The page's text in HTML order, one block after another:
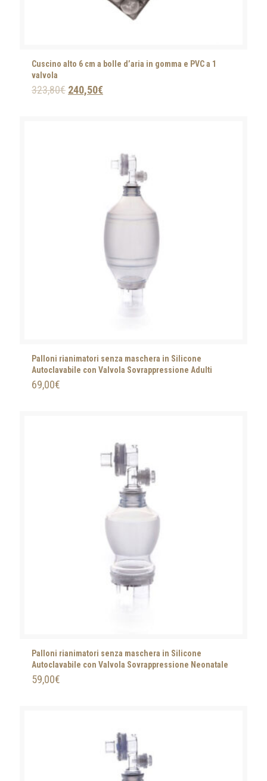
Cuscino alto 6 cm a bolle d’aria in gomma e PVC a 1
valvola
323,80€ 240,50€
Palloni rianimatori senza maschera in Silicone
Autoclavabile con Valvola Sovrappressione Adulti
69,00€
Palloni rianimatori senza maschera in Silicone
Autoclavabile con Valvola Sovrappressione Neonatale
59,00€